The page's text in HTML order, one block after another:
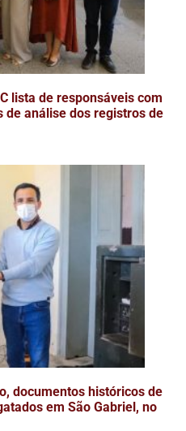
lista de responsáveis com
análise dos registros de
documentos históricos de
em São Gabriel, no